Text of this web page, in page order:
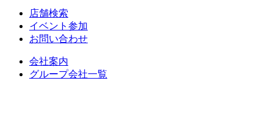
店舗検索
イベント参加
お問い合わせ
会社案内
グループ会社一覧